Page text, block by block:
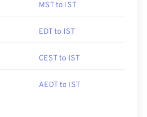
MST to IST
EDT to IST
CEST to IST
AEDT to IST